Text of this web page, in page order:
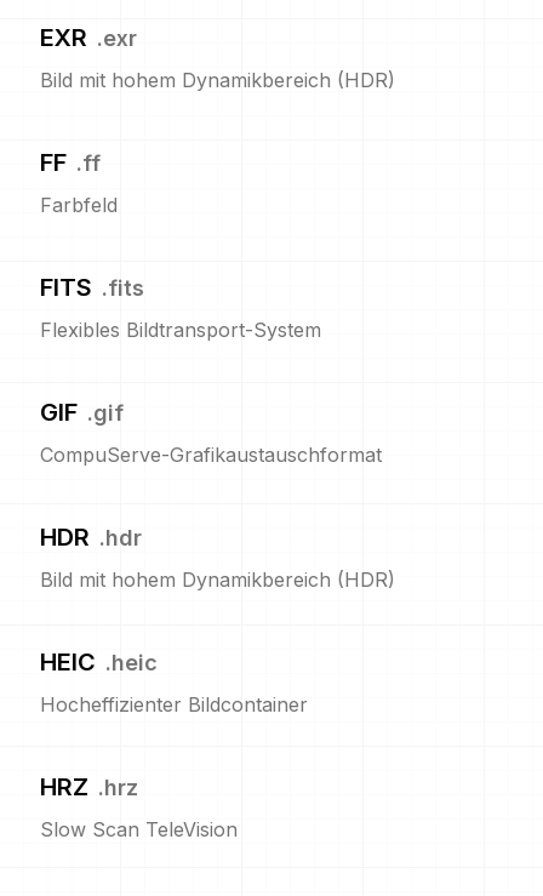
EXR .exr
Bild mit hohem Dynamikbereich (HDR)
FF .ff
Farbfeld
FITS .fits
Flexibles Bildtransport-System
GIF .gif
CompuServe-Grafikaustauschformat
HDR .hdr
Bild mit hohem Dynamikbereich (HDR)
HEIC .heic
Hocheffizienter Bildcontainer
HRZ .hrz
Slow Scan TeleVision